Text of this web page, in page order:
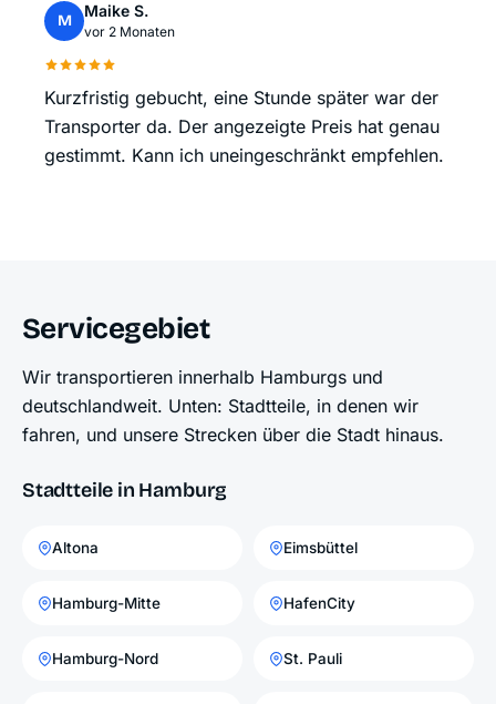
M
Maike S.
vor 2 Monaten
Kurzfristig gebucht, eine Stunde später war der
Transporter da. Der angezeigte Preis hat genau
gestimmt. Kann ich uneingeschränkt empfehlen.
Servicegebiet
Wir transportieren innerhalb Hamburgs und
deutschlandweit. Unten: Stadtteile, in denen wir
fahren, und unsere Strecken über die Stadt hinaus.
Stadtteile in Hamburg
Altona Eimsbüttel
Hamburg-Mitte HafenCity
Hamburg-Nord St. Pauli